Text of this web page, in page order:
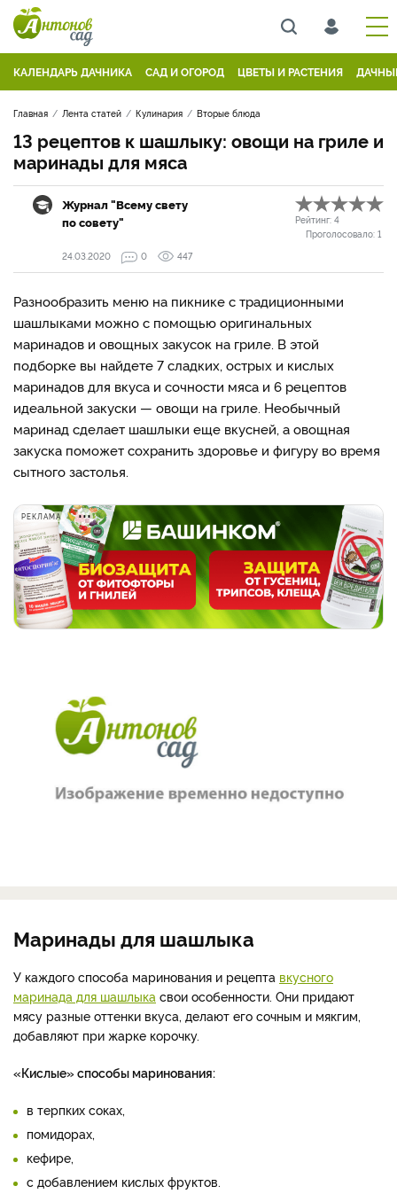
КАЛЕНДАРЬ ДАЧНИКА САД И ОГОРОД ЦВЕТЫ И РАСТЕНИЯ
Главная Лента статей Кулинария Вторые блюда
13 рецептов к шашлыку: овощи на гриле и
маринады для мяса
Журнал "Всему свету
по совету"
Рейтинг: 4
Проголосовало: 1
24.03.2020
0 447
Разнообразить меню на пикнике с традиционными
шашлыками можно с помощью оригинальных
маринадов и овощных закусок на гриле. В этой
подборке вы найдете 7 сладких, острых и кислых
маринадов для вкуса и сочности мяса и 6 рецептов
идеальной закуски — овощи на гриле. Необычный
маринад сделает шашлыки еще вкусней, а овощная
закуска поможет сохранить здоровье и фигуру во время
сытного застолья.
РЕКЛАМА
Маринады для шашлыка
У каждого способа маринования и рецепта вкусного
маринада для шашлыка свои особенности. Они придают
мясу разные оттенки вкуса, делают его сочным и мякгим,
добавляют при жарке корочку.
«Кислые» способы маринования:
в терпких соках,
помидорах,
кефире,
с добавлением кислых фруктов.